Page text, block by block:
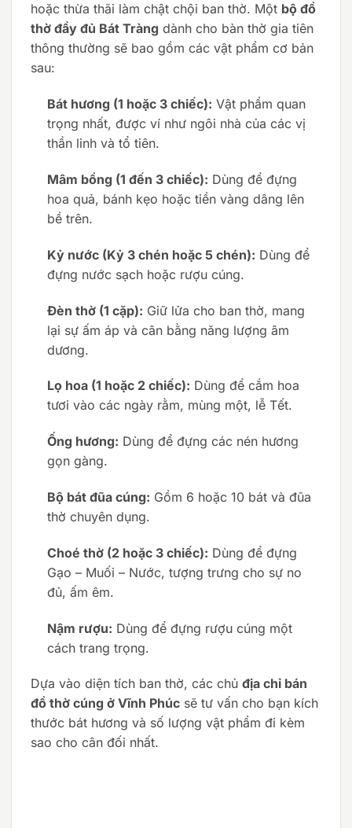
hoặc thừa thãi làm chật chội ban thờ. Một bộ đồ
thờ đầy đủ Bát Tràng dành cho bàn thờ gia tiên
thông thường sẽ bao gồm các vật phẩm cơ bản
sau:
Bát hương (1 hoặc 3 chiếc): Vật phẩm quan
trọng nhất, được ví như ngôi nhà của các vị
thần linh và tổ tiên.
Mâm bồng (1 đến 3 chiếc): Dùng để đựng
hoa quả, bánh kẹo hoặc tiền vàng dâng lên
bề trên.
Kỷ nước (Kỷ 3 chén hoặc 5 chén): Dùng để
đựng nước sạch hoặc rượu cúng.
Đèn thờ (1 cặp): Giữ lửa cho ban thờ, mang
lại sự ấm áp và cân bằng năng lượng âm
dương.
Lọ hoa (1 hoặc 2 chiếc): Dùng để cắm hoa
tươi vào các ngày rằm, mùng một, lễ Tết.
Ống hương: Dùng để đựng các nén hương
gọn gàng.
Bộ bát đũa cúng: Gồm 6 hoặc 10 bát và đũa
thờ chuyên dụng.
Choé thờ (2 hoặc 3 chiếc): Dùng để đựng
Gạo – Muối – Nước, tượng trưng cho sự no
đủ, ấm êm.
Nậm rượu: Dùng để đựng rượu cúng một
cách trang trọng.
Dựa vào diện tích ban thờ, các chủ địa chỉ bán
đồ thờ cúng ở Vĩnh Phúc sẽ tư vấn cho bạn kích
thước bát hương và số lượng vật phẩm đi kèm
sao cho cân đối nhất.